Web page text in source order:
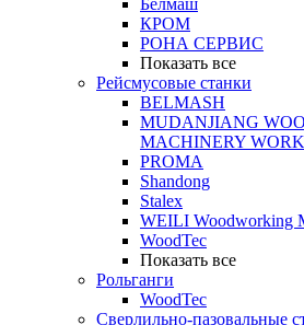
Белмаш
КРОМ
РОНА СЕРВИС
Показать все
Рейсмусовые станки
BELMASH
MUDANJIANG
MACHINERY
PROMA
Shandong
Stalex
WEILI Woodworking
WoodTec
Показать все
Рольганги
WoodTec
Сверлильно-пазовальные